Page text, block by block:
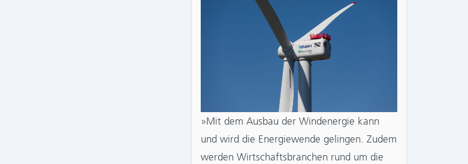
»Mit dem Ausbau der Windenergie kann
und wird die Energiewende gelingen. Zudem
werden Wirtschaftsbranchen rund um die